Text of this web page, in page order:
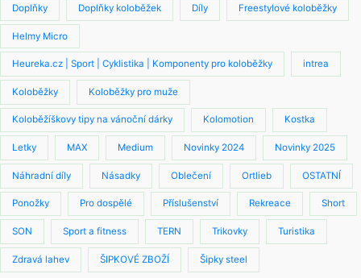
Doplňky Doplňky koloběžek Díly Freestylové koloběžky
Helmy Micro
Heureka.cz | Sport | Cyklistika | Komponenty pro koloběžky intrea
Koloběžky Koloběžky pro muže
Koloběžíškovy tipy na vánoční dárky Kolomotion Kostka
Letky MAX Medium Novinky 2024 Novinky 2025
Náhradní díly Násadky Oblečení Ortlieb OSTATNÍ
Ponožky Pro dospělé Příslušenství Rekreace Short
SON Sport a fitness TERN Trikovky Turistika
Zdravá lahev ŠIPKOVÉ ZBOŽÍ Šipky steel